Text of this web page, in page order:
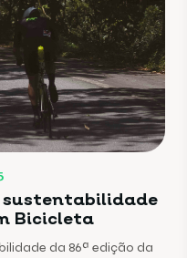
sustentabilidade
Bicicleta
da 86ª edição da